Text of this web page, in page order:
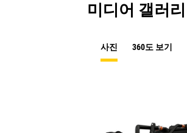
미디어 갤러리
사진 360도 보기